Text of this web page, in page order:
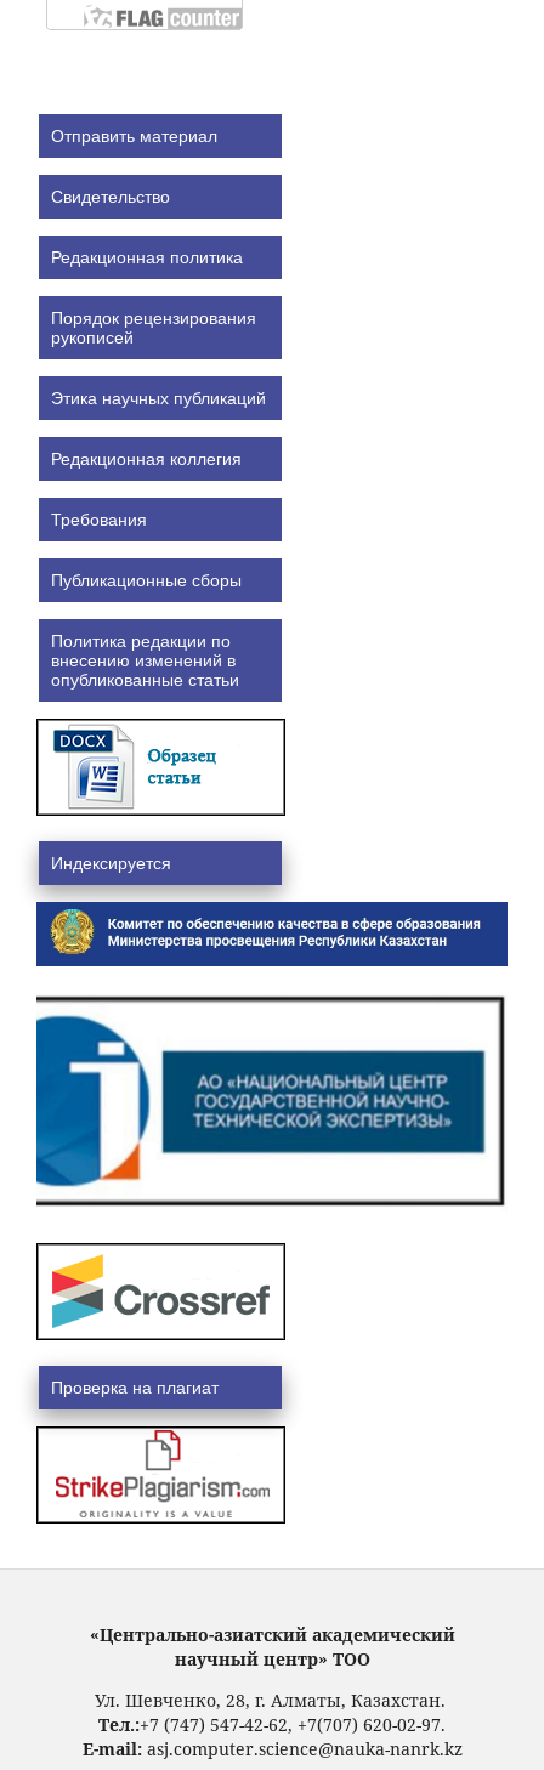
Отправить материал
Свидетельство
Редакционная политика
Порядок рецензирования
рукописей
Этика научных публикаций
Редакционная коллегия
Требования
Публикационные сборы
Политика редакции по
внесению изменений в
опубликованные статьи
Индексируется
Проверка на плагиат
«Центрально-азиатский академический
научный центр» ТОО
Ул. Шевченко, 28, г. Алматы, Казахстан.
Тел.:+7 (747) 547-42-62, +7(707) 620-02-97.
E-mail:asj.computer.science@nauka-nanrk.kz